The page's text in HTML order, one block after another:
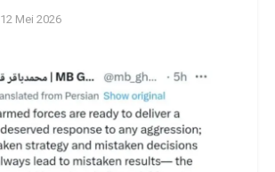
12 Mei 2026